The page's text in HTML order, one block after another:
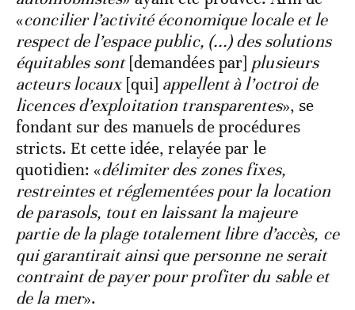
«concilier l’activité économique locale et le
respect de l’espace public, (...) des solutions
équitables sont [demandées par] plusieurs
acteurs locaux [qui] appellent à l’octroi de
licences d’exploitation transparentes», se
fondant sur des manuels de procédures
stricts. Et cette idée, relayée par le
quotidien: «délimiter des zones fixes,
restreintes et réglementées pour la location
de parasols, tout en laissant la majeure
partie de la plage totalement libre d’accès, ce
qui garantirait ainsi que personne ne serait
contraint de payer pour profiter du sable et
de la mer».